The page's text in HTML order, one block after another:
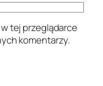
tej przeglądarce
komentarzy.